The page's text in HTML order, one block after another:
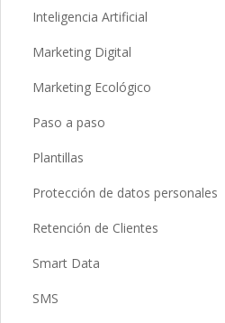
Inteligencia Artificial
Marketing Digital
Marketing Ecológico
Paso a paso
Plantillas
Protección de datos personales
Retención de Clientes
Smart Data
SMS